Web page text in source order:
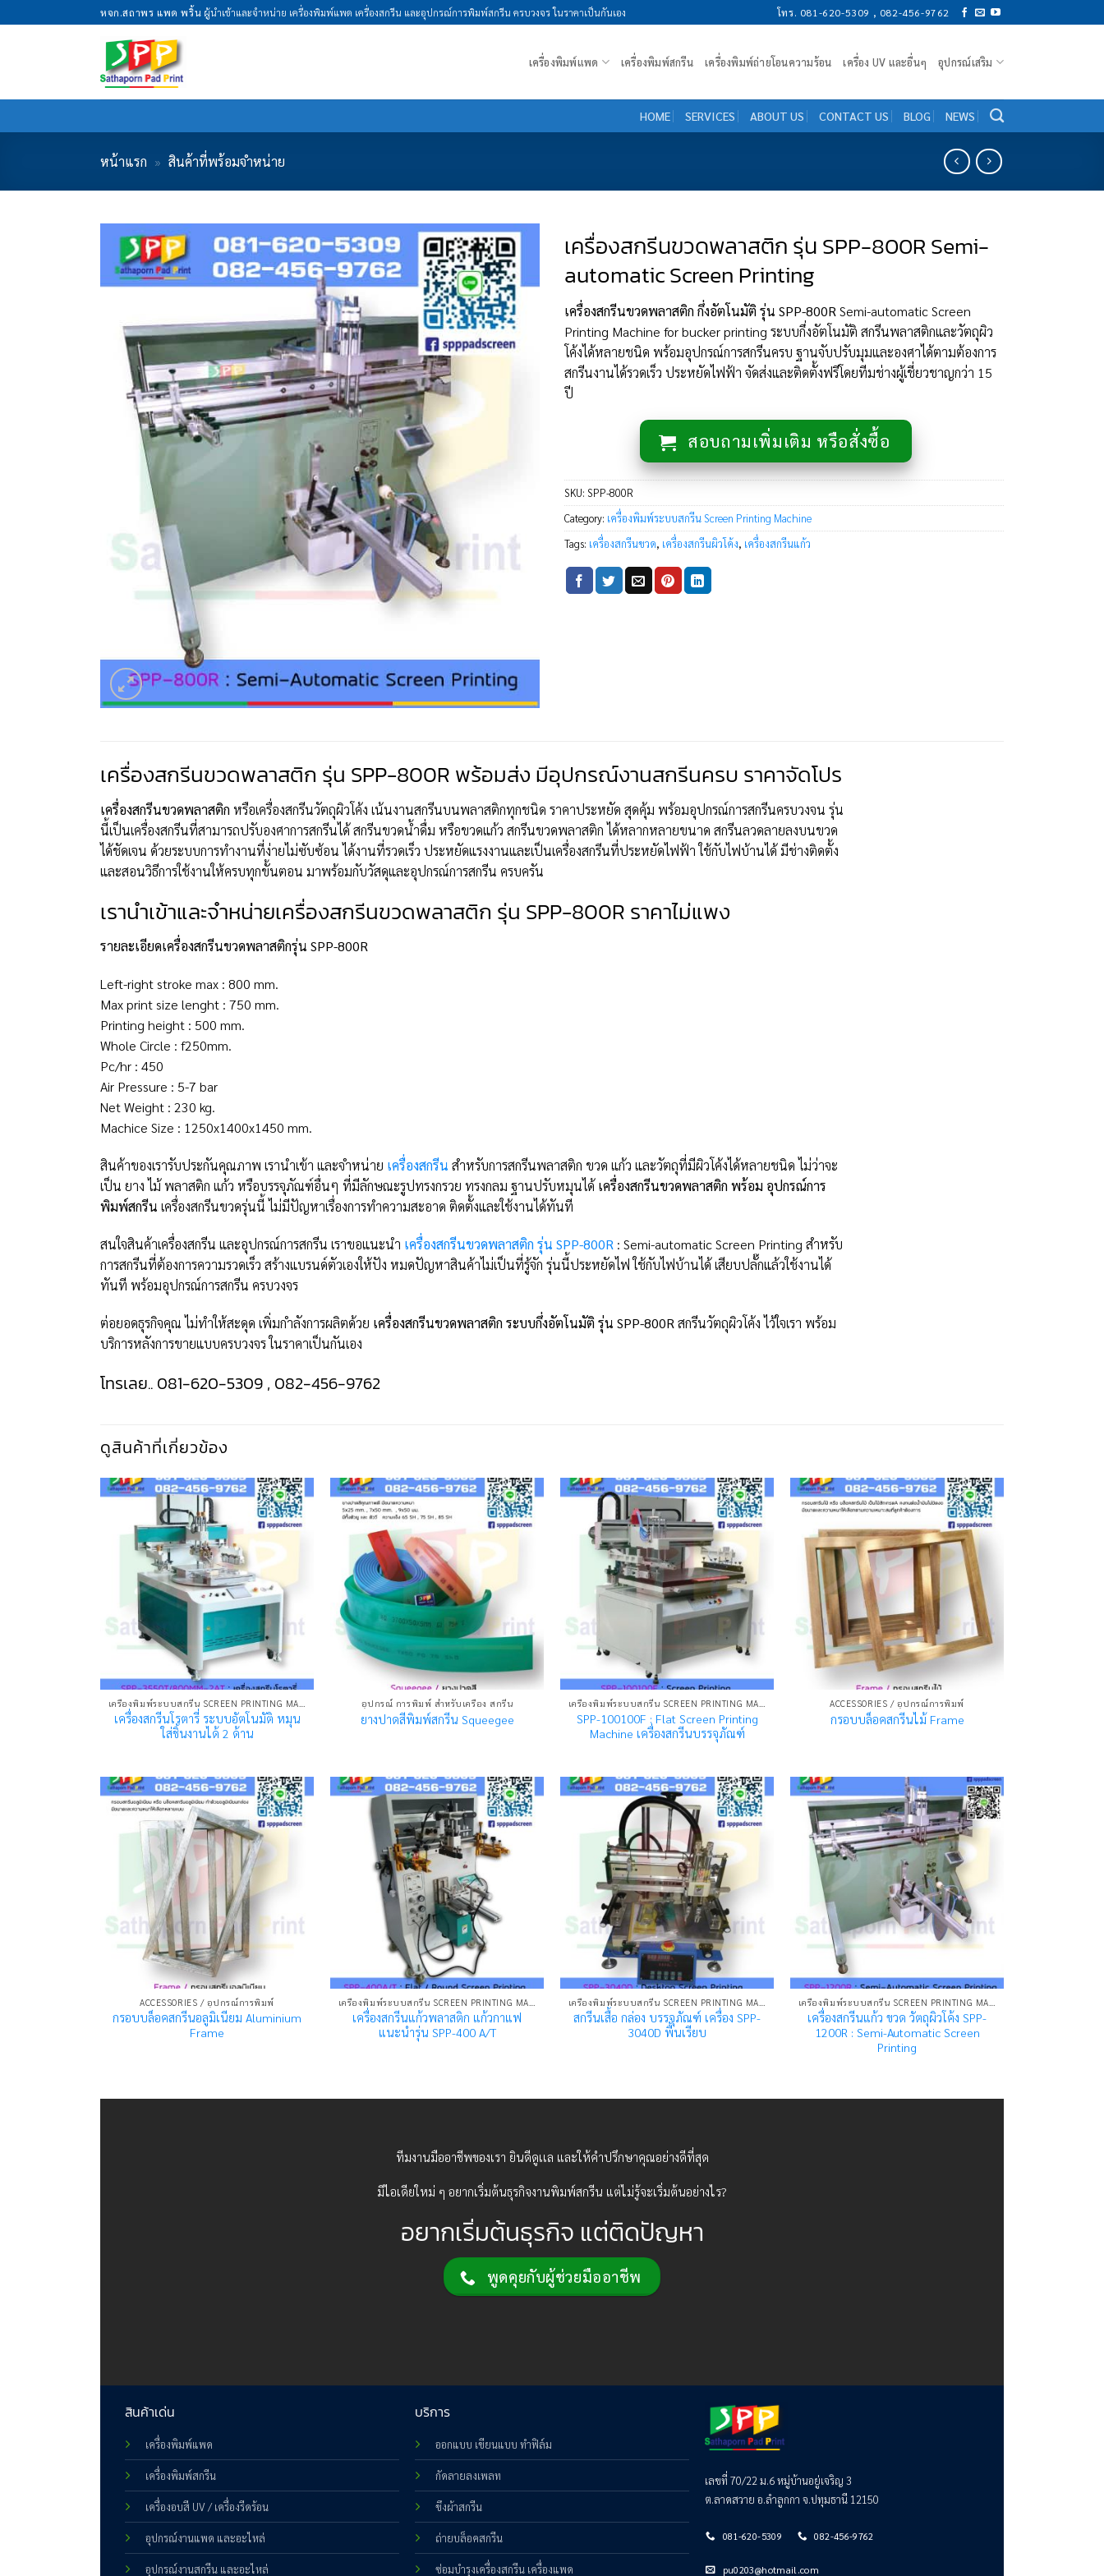
to
หจก.สถาพร แพด พริ้น ผู้นำเข้าและจำหน่าย เครื่องพิมพ์แพด เครื่องสกรีน และอุปกรณ์การพิมพ์สกรีน ครบวงจร ในราคาเป็นกันเอง โทร. 081-620-5309 , 082-456-9762
เครื่องพิมพ์แพด เครื่องพิมพ์สกรีน เครื่องพิมพ์ถ่ายโอนความร้อน เครื่อง UV และอื่นๆ อุปกรณ์เสริม
HOME SERVICES ABOUT US CONTACT US BLOG NEWS
หน้าแรก » สินค้าที่พร้อมจำหน่าย
เครื่องสกรีนขวดพลาสติก รุ่น SPP-800R Semi-
automatic Screen Printing
เครื่องสกรีนขวดพลาสติก กึ่งอัตโนมัติ รุ่น SPP-800R Semi-automatic Screen
Printing Machine for bucker printing ระบบกึ่งอัตโนมัติ สกรีนพลาสติกและวัตถุผิว
โค้งได้หลายชนิด พร้อมอุปกรณ์การสกรีนครบ ฐานจับปรับมุมและองศาได้ตามต้องการ
สกรีนงานได้รวดเร็ว ประหยัดไฟฟ้า จัดส่งและติดตั้งฟรีโดยทีมช่างผู้เชี่ยวชาญกว่า 15
ปี
สอบถามเพิ่มเติม หรือสั่งซื้อ
SKU: SPP-800R
Category: เครื่องพิมพ์ระบบสกรีน Screen Printing Machine
Tags: เครื่องสกรีนขวด, เครื่องสกรีนผิวโค้ง, เครื่องสกรีนแก้ว
เครื่องสกรีนขวดพลาสติก รุ่น SPP-800R พร้อมส่ง มีอุปกรณ์งานสกรีนครบ ราคาจัดโปร
เครื่องสกรีนขวดพลาสติก หรือเครื่องสกรีนวัตถุผิวโค้ง เน้นงานสกรีนบนพลาสติกทุกชนิด ราคาประหยัด สุดคุ้ม พร้อมอุปกรณ์การสกรีนครบวงจน รุ่น
นี้เป็นเครื่องสกรีนที่สามารถปรับองศาการสกรีนได้ สกรีนขวดน้ำดื่ม หรือขวดแก้ว สกรีนขวดพลาสติก ได้หลากหลายขนาด สกรีนลวดลายลงบนขวด
ได้ชัดเจน ด้วยระบบการทำงานที่ง่ายไม่ซับซ้อน ได้งานที่รวดเร็ว ประหยัดแรงงานและเป็นเครื่องสกรีนที่ประหยัดไฟฟ้า ใช้กับไฟบ้านได้ มีช่างติดตั้ง
และสอนวิธีการใช้งานให้ครบทุกขั้นตอน มาพร้อมกับวัสดุและอุปกรณ์การสกรีน ครบครัน
เรานำเข้าและจำหน่ายเครื่องสกรีนขวดพลาสติก รุ่น SPP-800R ราคาไม่แพง
รายละเอียดเครื่องสกรีนขวดพลาสติกรุ่น SPP-800R
Left-right stroke max : 800 mm.
Max print size lenght : 750 mm.
Printing height : 500 mm.
Whole Circle : f250mm.
Pc/hr : 450
Air Pressure : 5-7 bar
Net Weight : 230 kg.
Machice Size : 1250x1400x1450 mm.
สินค้าของเรารับประกันคุณภาพ เรานำเข้า และจำหน่าย เครื่องสกรีน สำหรับการสกรีนพลาสติก ขวด แก้ว และวัตถุที่มีผิวโค้งได้หลายชนิด ไม่ว่าจะ
เป็น ยาง ไม้ พลาสติก แก้ว หรือบรรจุภัณฑ์อื่นๆ ที่มีลักษณะรูปทรงกรวย ทรงกลม ฐานปรับหมุนได้เครื่องสกรีนขวดพลาสติก พร้อม อุปกรณ์การ
พิมพ์สกรีน เครื่องสกรีนขวดรุ่นนี้ ไม่มีปัญหาเรื่องการทำความสะอาด ติดตั้งและใช้งานได้ทันที
สนใจสินค้าเครื่องสกรีน และอุปกรณ์การสกรีน เราขอแนะนำ เครื่องสกรีนขวดพลาสติก รุ่น SPP-800R : Semi-automatic Screen Printing สำหรับ
การสกรีนที่ต้องการความรวดเร็ว สร้างแบรนด์ตัวเองให้ปัง หมดปัญหาสินค้าไม่เป็นที่รู้จัก รุ่นนี้ประหยัดไฟ ใช้กับไฟบ้านได้ เสียบปลั๊กแล้วใช้งานได้
ทันที พร้อมอุปกรณ์การสกรีน ครบวงจร
ต่อยอดธุรกิจคุณ ไม่ทำให้สะดุด เพิ่มกำลังการผลิตด้วย เครื่องสกรีนขวดพลาสติก ระบบกึ่งอัตโนมัติ รุ่น SPP-800R สกรีนวัตถุผิวโค้ง ไว้ใจเรา พร้อม
บริการหลังการขายแบบครบวงจร ในราคาเป็นกันเอง
โทรเลย.. 081-620-5309 , 082-456-9762
ดูสินค้าที่เกี่ยวข้อง
เครื่องพิมพ์ระบบสกรีน SCREEN PRINTING MACHINE
เครื่องสกรีนโรตารี่ ระบบอัตโนมัติ หมุน
ใส่ชิ้นงานได้ 2 ด้าน
อุปกรณ์ การพิมพ์ สำหรับเครื่อง สกรีน
ยางปาดสีพิมพ์สกรีน Squeegee
เครื่องพิมพ์ระบบสกรีน SCREEN PRINTING MACHINE
SPP-100100F : Flat Screen Printing
Machine เครื่องสกรีนบรรจุภัณฑ์
ACCESSORIES / อุปกรณ์การพิมพ์
กรอบบล็อคสกรีนไม้ Frame
ACCESSORIES / อุปกรณ์การพิมพ์
กรอบบล็อคสกรีนอลูมิเนียม Aluminium
Frame
เครื่องพิมพ์ระบบสกรีน SCREEN PRINTING MACHINE
เครื่องสกรีนแก้วพลาสติก แก้วกาแฟ
แนะนำรุ่น SPP-400 A/T
เครื่องพิมพ์ระบบสกรีน SCREEN PRINTING MACHINE
สกรีนเสื้อ กล่อง บรรจุภัณฑ์ เครื่อง SPP-
3040D พื้นเรียบ
เครื่องพิมพ์ระบบสกรีน SCREEN PRINTING MACHINE
เครื่องสกรีนแก้ว ขวด วัตถุผิวโค้ง SPP-
1200R : Semi-Automatic Screen
Printing
ทีมงานมืออาชีพของเรา ยินดีดูเเล และให้คำปรึกษาคุณอย่างดีที่สุด
มีไอเดียใหม่ ๆ อยากเริ่มต้นธุรกิจงานพิมพ์สกรีน แต่ไม่รู้จะเริ่มต้นอย่างไร?
อยากเริ่มต้นธุรกิจ แต่ติดปัญหา
พูดคุยกับผู้ช่วยมืออาชีพ
สินค้าเด่น
เครื่องพิมพ์แพด
เครื่องพิมพ์สกรีน
เครื่องอบสี UV / เครื่องรีดร้อน
อุปกรณ์งานแพด และอะไหล่
อุปกรณ์งานสกรีน และอะไหล่
บริการ
ออกแบบ เขียนแบบ ทำฟิล์ม
กัดลายลงเพลท
ขึงผ้าสกรีน
ถ่ายบล็อคสกรีน
ซ่อมบำรุงเครื่องสกรีน เครื่องแพด
เลขที่ 70/22 ม.6 หมู่บ้านอยู่เจริญ 3
ต.ลาดสวาย อ.ลำลูกกา จ.ปทุมธานี 12150
081-620-5309 082-456-9762
pu0203@hotmail.com